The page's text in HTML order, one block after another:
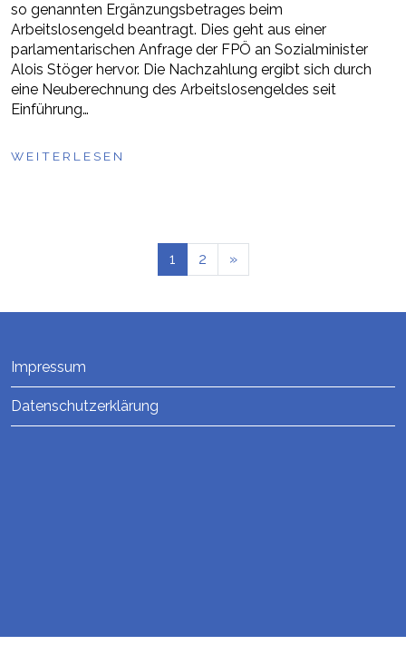
so genannten Ergänzungsbetrages beim
Arbeitslosengeld beantragt. Dies geht aus einer
parlamentarischen Anfrage der FPÖ an Sozialminister
Alois Stöger hervor. Die Nachzahlung ergibt sich durch
eine Neuberechnung des Arbeitslosengeldes seit
Einführung…
WEITERLESEN
1 2 »
Impressum
Datenschutzerklärung